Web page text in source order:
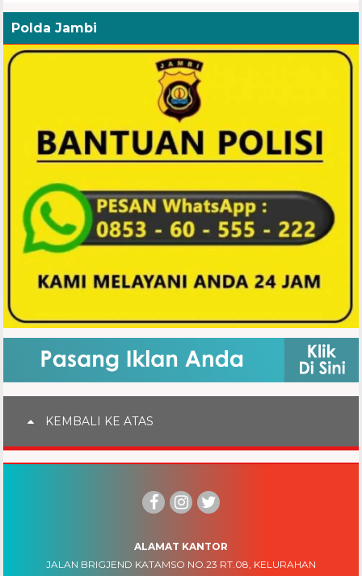
Polda Jambi
KEMBALI KE ATAS
ALAMAT KANTOR
JALAN BRIGJEND KATAMSO NO.23 RT.08, KELURAHAN